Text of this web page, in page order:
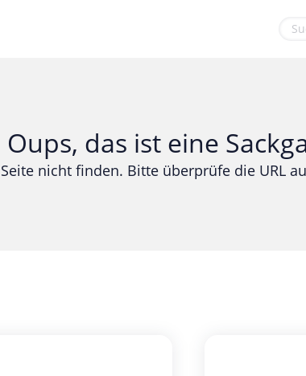
Gesundheit & Beauty
Mobilfunk & Internet
Oups, das ist eine
nicht finden. Bitte überprüfe die URL